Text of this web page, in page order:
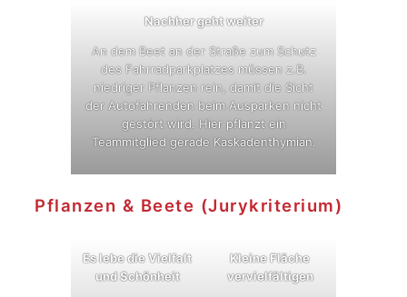
Nachher geht weiter
An dem Beet an der Straße zum Schutz
des Fahrradparkplatzes müssen z.B.
niedriger Pflanzen rein, damit die Sicht
der Autofahrenden beim Ausparken nicht
gestört wird. Hier pflanzt ein
Teammitglied gerade Kaskadenthymian.
Pflanzen & Beete (Jurykriterium)
Es lebe die Vielfalt
und Schönheit
Kleine Fläche
vervielfältigen